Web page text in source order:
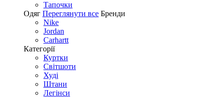
Tапочки
Одяг Переглянути все Бренди
Nike
Jordan
Carhartt
Категорії
Куртки
Світшоти
Худі
Штани
Легінси